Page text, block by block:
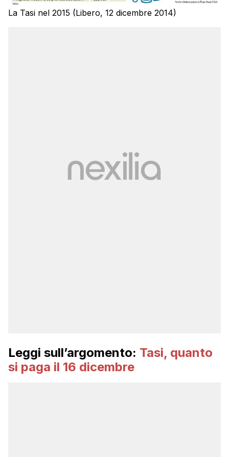
La Tasi nel 2015 (Libero, 12 dicembre 2014)
Leggi sull’argomento: Tasi, quanto
si paga il 16 dicembre